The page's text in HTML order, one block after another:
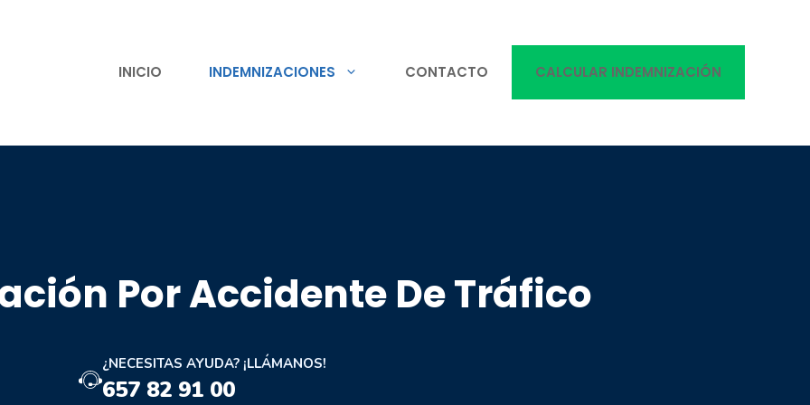
INICIO INDEMNIZACIONES CONTACTO CALCULAR INDEMNIZACIÓN
Por Accidente De Tráfico
¿NECESITAS AYUDA? ¡LLÁMANOS!
657 82 91 00